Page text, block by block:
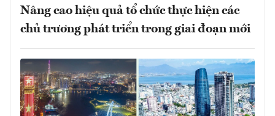
Nâng cao hiệu quả tổ chức thực hiện các
chủ trương phát triển trong giai đoạn mới